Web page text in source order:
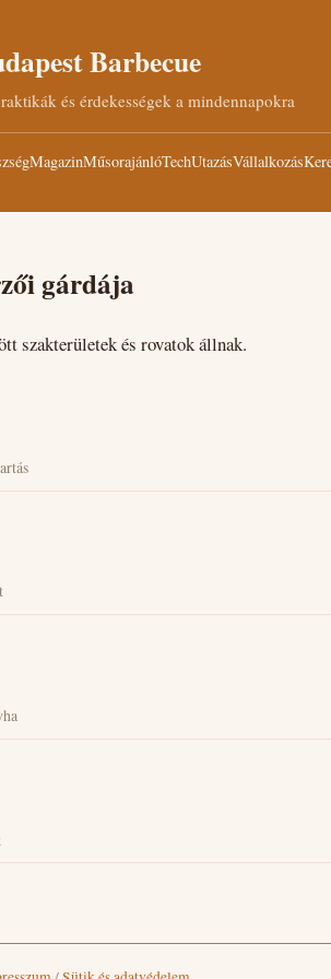
Barbecue
és érdekességek a mindennapokra
MagazinMűsorajánlóTechUtazásVállalkozás
gárdája
szakterületek és rovatok állnak.